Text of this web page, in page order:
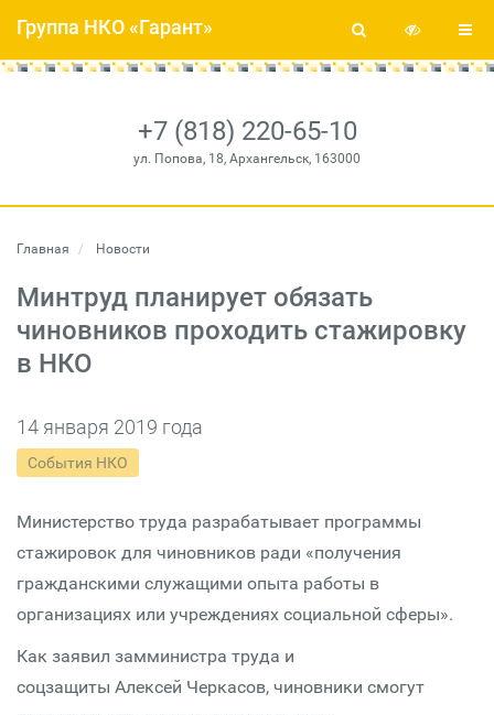
+7 (818) 220-65-10
ул. Попова, 18, Архангельск, 163000
Группа НКО «Гарант»
Главная Новости
Минтруд планирует обязать
чиновников проходить стажировку
в НКО
14 января 2019 года
События НКО
Министерство труда разрабатывает программы
стажировок для чиновников ради «получения
гражданскими служащими опыта работы в
организациях или учреждениях социальной сферы».
Как заявил замминистра труда и
соцзащиты Алексей Черкасов, чиновники смогут